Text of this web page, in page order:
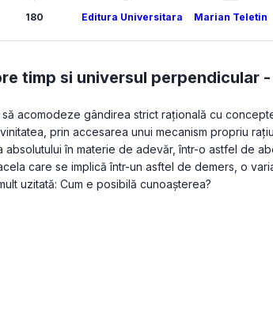
180 Editura Universitara Marian Teletin
timp si universul perpendicular -
acomodeze gândirea strict rațională cu
prin accesarea unui mecanism propriu
absolutului în materie de adevăr, într-o astfel de
care se implică într-un asftel de demers, o
uzitată: Cum e posibilă cunoașterea?